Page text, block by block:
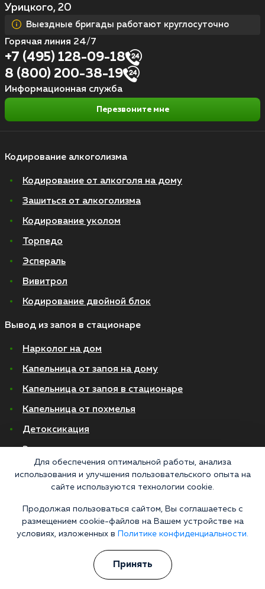
Кодирование алкоголизма
Кодирование от алкоголя на дому
Зашиться от алкоголизма
Кодирование уколом
Торпедо
Эспераль
Вивитрол
Кодирование двойной блок
Вывод из запоя в стационаре
Нарколог на дом
Капельница от запоя на дому
Капельница от запоя в стационаре
Капельница от похмелья
Детоксикация
Экстренное вытрезвление
Лечение алкоголизма в стационаре
Амбулаторно
Хронический алкоголизм
Женский алкоголизм
Урицкого, 20
Выездные бригады работают круглосуточно
Горячая линия 24/7
+7 (495) 128-09-18
8 (800) 200-38-19
Информационная служба
Перезвоните мне
Для обеспечения оптимальной работы, анализа
использования и улучшения пользовательского опыта на
сайте используются технологии cookie.
Продолжая пользоваться сайтом, Вы соглашаетесь с
размещением cookie-файлов на Вашем устройстве на
условиях, изложенных в
Политике конфиденциальности.
Принять